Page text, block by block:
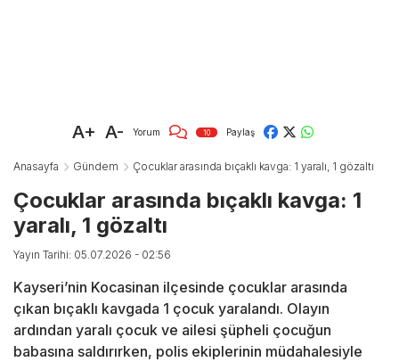
A+ A- Yorum 10 Paylaş
Anasayfa Gündem Çocuklar arasında bıçaklı kavga: 1 yaralı, 1 gözaltı
Çocuklar arasında bıçaklı kavga: 1
yaralı, 1 gözaltı
Yayın Tarihi: 05.07.2026 - 02:56
Kayseri’nin Kocasinan ilçesinde çocuklar arasında
çıkan bıçaklı kavgada 1 çocuk yaralandı. Olayın
ardından yaralı çocuk ve ailesi şüpheli çocuğun
babasına saldırırken, polis ekiplerinin müdahalesiyle